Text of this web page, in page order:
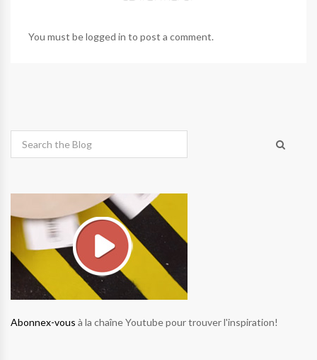
You must belogged in to post a comment.
Abonnex-vous à la chaîne Youtube pour trouver l'inspiration!